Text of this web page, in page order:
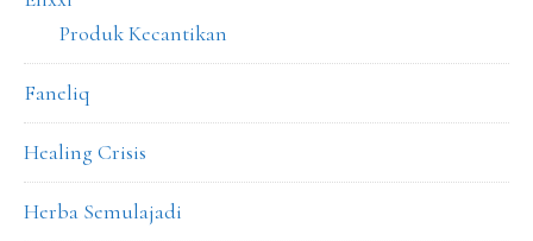
Produk Kecantikan
Faneliq
Healing Crisis
Herba Semulajadi